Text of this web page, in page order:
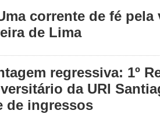
corrente de fé pela
de Lima
regressiva: 1º
da URI
de ingressos